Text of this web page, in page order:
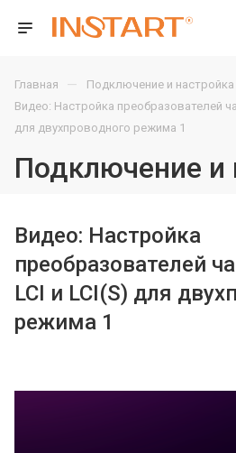
Главная — Подключение и настройка
Видео: Настройка преобразователей
для двухпроводного режима 1
Подключение и
Видео: Настройка
преобразователей
LCI и LCI(S) для
режима 1